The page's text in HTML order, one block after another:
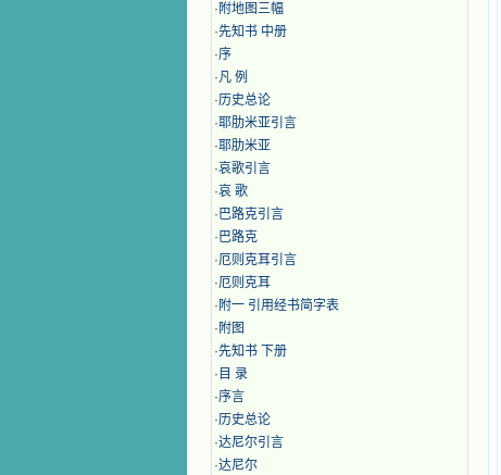
· 附地图三幅
·先知书 中册
·序
·凡 例
·历史总论
·耶肋米亚引言
·耶肋米亚
·哀歌引言
·哀 歌
·巴路克引言
·巴路克
·厄则克耳引言
·厄则克耳
· 附一 引用经书简字表
· 附图
·先知书 下册
· 目 录
·序言
·历史总论
·达尼尔引言
·达尼尔